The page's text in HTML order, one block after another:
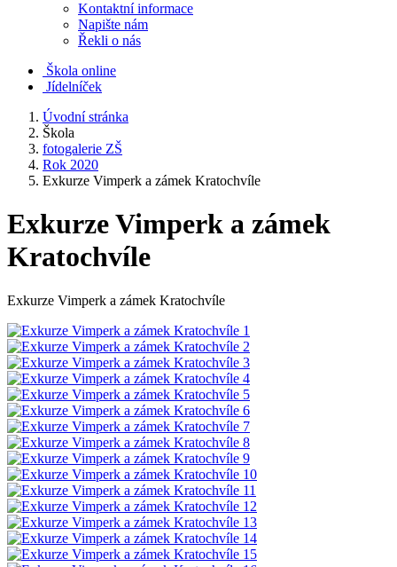
Kontaktní informace
Napište nám
Řekli o nás
Škola online
Jídelníček
Úvodní stránka
Škola
fotogalerie ZŠ
Rok 2020
Exkurze Vimperk a zámek Kratochvíle
Exkurze Vimperk a zámek
Kratochvíle
Exkurze Vimperk a zámek Kratochvíle